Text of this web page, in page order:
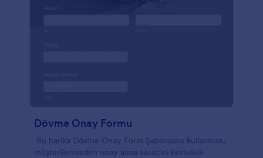
Dövme Onay Formu
Bu harika Dövme Onay Form Şablonunu kullanmak,
müşterilerinizden onay alma sürecini kesinlikle